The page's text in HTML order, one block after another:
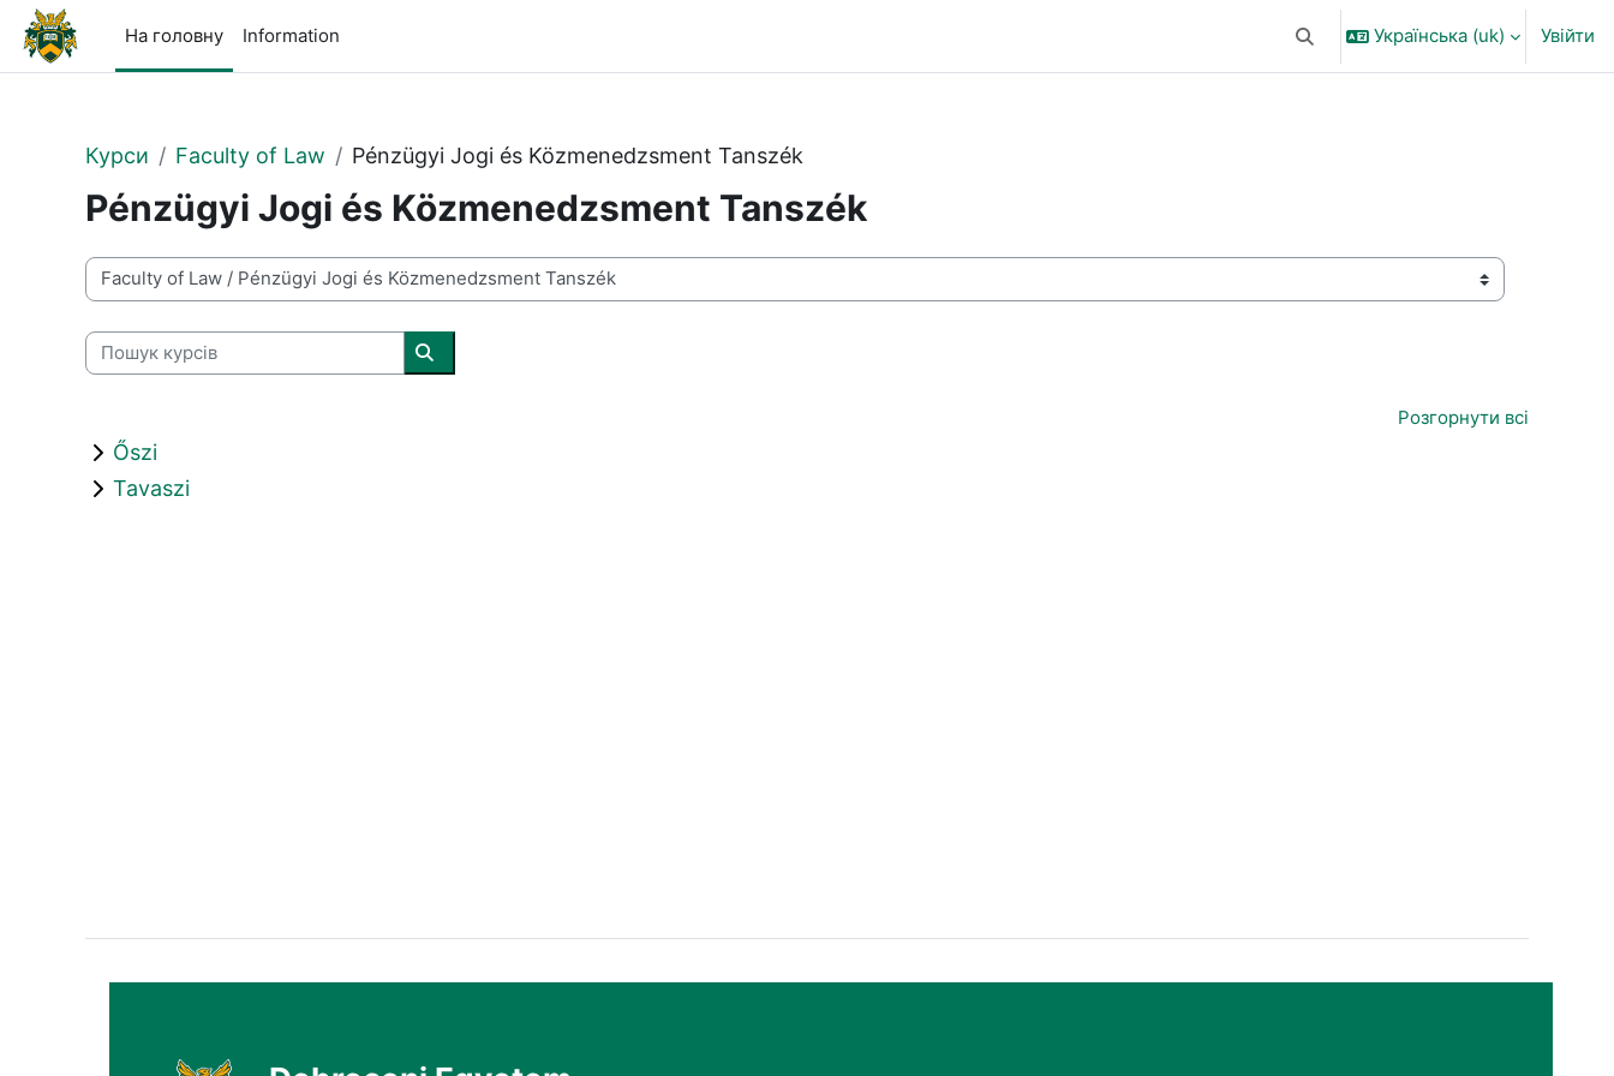
Перейти до головного вмісту
На головну
Information Переключити введення пошуку
Українська ‎(uk)‎ Увійти
Курси Faculty of Law Pénzügyi Jogi és Közmenedzsment Tanszék
Pénzügyi Jogi és Közmenedzsment Tanszék
Категорії курсів
Пошук курсів
Пошук курсів
Розгорнути всі
Őszi
Tavaszi